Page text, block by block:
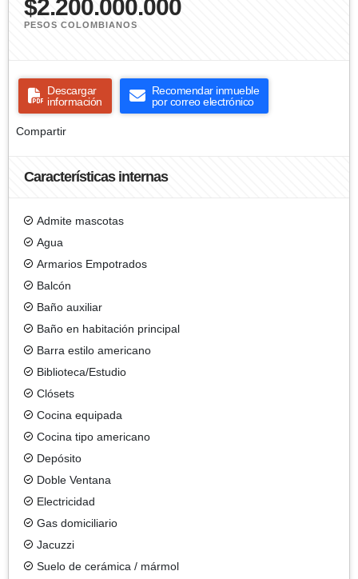
$2.200.000.000
PESOS COLOMBIANOS
Descargar
información
Recomendar inmueble
por correo electrónico
Compartir
Características internas
Admite mascotas
Agua
Armarios Empotrados
Balcón
Baño auxiliar
Baño en habitación principal
Barra estilo americano
Biblioteca/Estudio
Clósets
Cocina equipada
Cocina tipo americano
Depósito
Doble Ventana
Electricidad
Gas domiciliario
Jacuzzi
Suelo de cerámica / mármol